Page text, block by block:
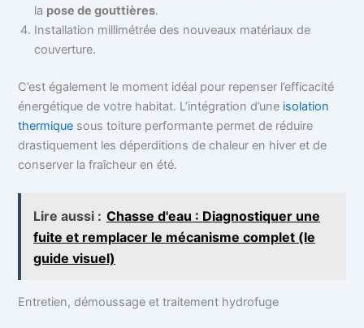
la pose de gouttières.
Installation millimétrée des nouveaux matériaux de
couverture.
C’est également le moment idéal pour repenser l’efficacité
énergétique de votre habitat. L’intégration d’une isolation
thermique sous toiture performante permet de réduire
drastiquement les déperditions de chaleur en hiver et de
conserver la fraîcheur en été.
Lire aussi : Chasse d'eau : Diagnostiquer une
fuite et remplacer le mécanisme complet (le
guide visuel)
Entretien, démoussage et traitement hydrofuge